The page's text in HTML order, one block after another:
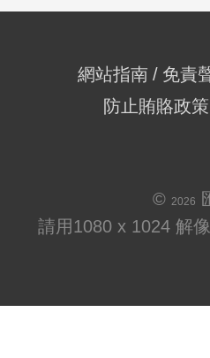
網站指南 免責
防止賄賂政策
© 2026
請用1080 x 1024 解